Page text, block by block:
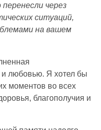
через
ситуаций,
на вашем
любовью. Я хотел бы
моментов во всех
благополучия и